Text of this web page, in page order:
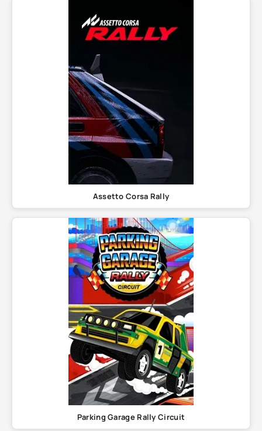
Assetto Corsa Rally
Parking Garage Rally Circuit